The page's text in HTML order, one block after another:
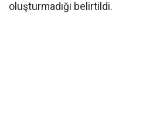
oluşturmadığı belirtildi.